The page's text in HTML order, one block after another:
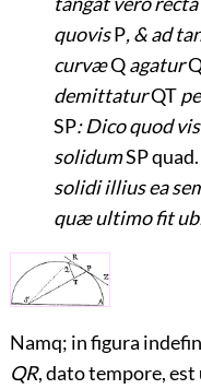
quovisP, & ad
curvæQagatur
demittaturQT
SP: Dico quod
solidumSP quad.
solidi illius ea
quæ ultimo fit
Namq; in figura
QR, dato tempore,